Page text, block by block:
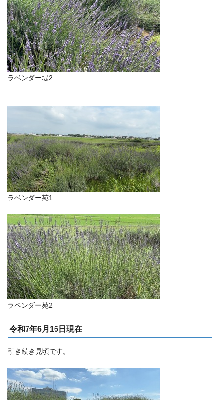
ラベンダー堤2
ラベンダー苑1
ラベンダー苑2
令和7年6月16日現在
引き続き見頃です。